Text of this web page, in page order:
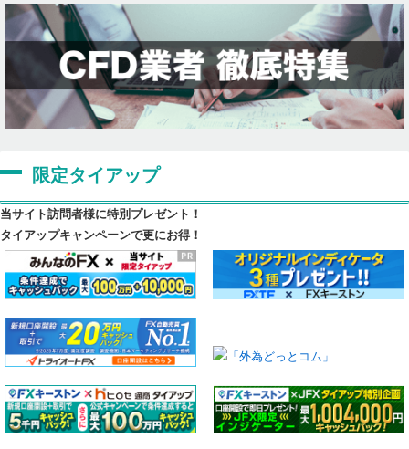
限定タイアップ
当サイト訪問者様に特別プレゼント！
タイアップキャンペーンで更にお得！